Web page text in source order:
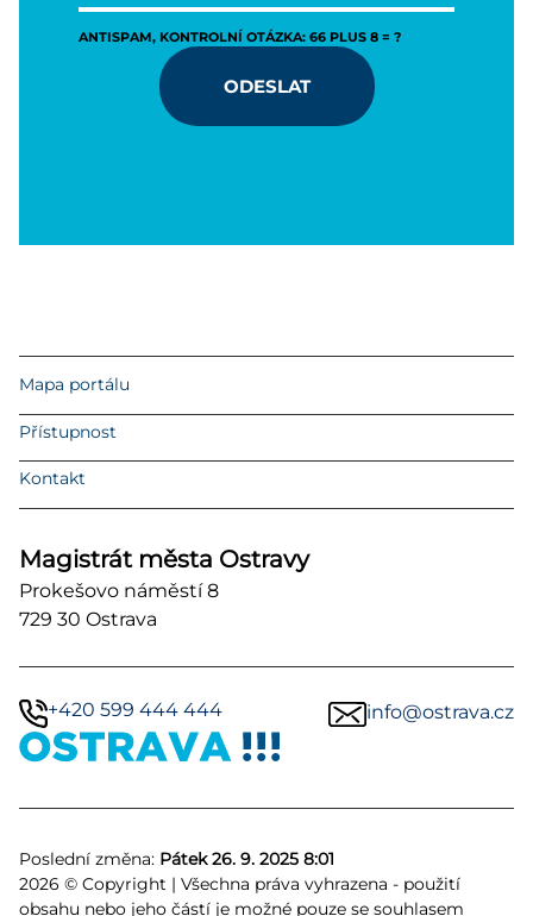
ANTISPAM, KONTROLNÍ OTÁZKA: 66 PLUS 8 = ?
ODESLAT
Mapa portálu
Přístupnost
Kontakt
Magistrát města Ostravy
Prokešovo náměstí 8
729 30 Ostrava
+420 599 444 444 info@ostrava.cz
Poslední změna: Pátek 26. 9. 2025 8:01
2026 © Copyright | Všechna práva vyhrazena - použití
obsahu nebo jeho částí je možné pouze se souhlasem